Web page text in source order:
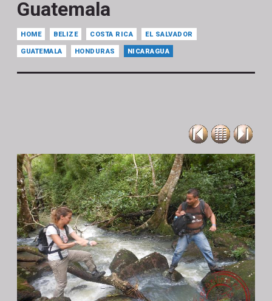
Guatemala
HOME BELIZE COSTA RICA EL SALVADOR
GUATEMALA HONDURAS NICARAGUA